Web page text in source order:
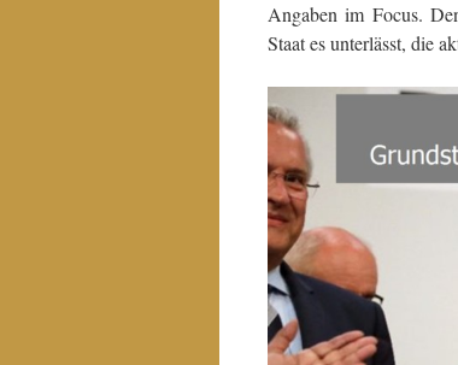
Angaben im Focus.
Staat es unterlässt, die